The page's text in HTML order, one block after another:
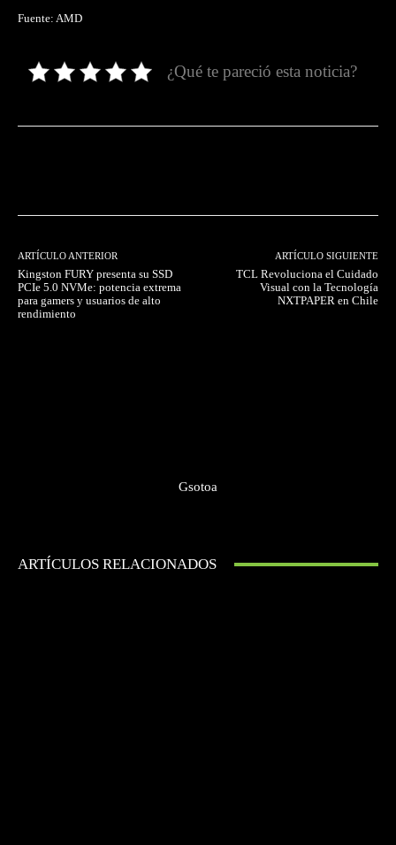
Fuente: AMD
¿Qué te pareció esta noticia?
ARTÍCULO ANTERIOR
Kingston FURY presenta su SSD
PCIe 5.0 NVMe: potencia extrema
para gamers y usuarios de alto
rendimiento
ARTÍCULO SIGUIENTE
TCL Revoluciona el Cuidado
Visual con la Tecnología
NXTPAPER en Chile
Gsotoa
ARTÍCULOS RELACIONADOS